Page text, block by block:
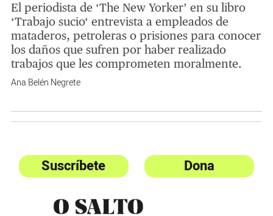
El periodista de ‘The New Yorker’ en su libro
‘Trabajo sucio‘ entrevista a empleados de
mataderos, petroleras o prisiones para conocer
los daños que sufren por haber realizado
trabajos que les comprometen moralmente.
Ana Belén Negrete
Suscríbete Dona